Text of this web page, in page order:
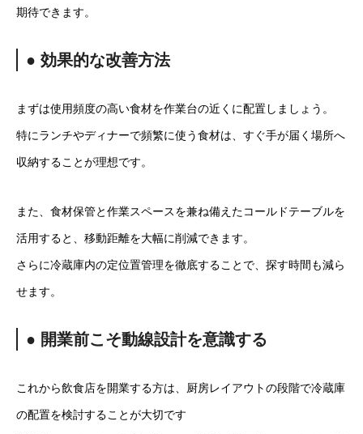
期待できます。
● 効果的な改善方法
まずは使用頻度の高い食材を作業台の近くに配置しましょう。
特にランチやディナーで頻繁に使う食材は、すぐ手が届く場所へ
収納することが理想です。
また、食材保管と作業スペースを兼ね備えたコールドテーブルを
活用すると、移動距離を大幅に削減できます。
さらに冷蔵庫内の定位置管理を徹底することで、探す時間も減ら
せます。
● 開業前こそ動線設計を意識する
これから飲食店を開業する方は、厨房レイアウトの段階で冷蔵庫
の配置を検討することが大切です